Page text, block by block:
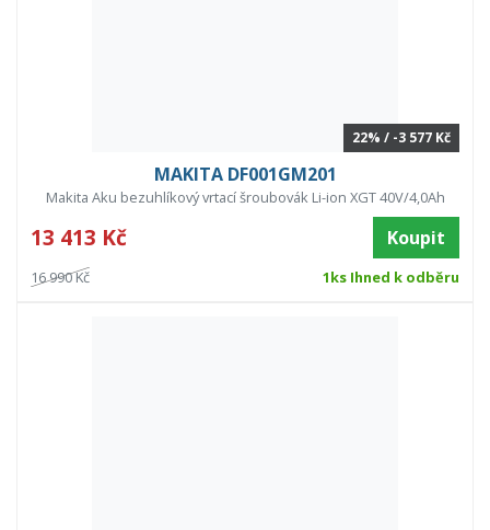
22% / -3 577 Kč
MAKITA DF001GM201
Makita Aku bezuhlíkový vrtací šroubovák Li-ion XGT 40V/4,0Ah
13 413 Kč Koupit
16 990 Kč 1ks Ihned k odběru